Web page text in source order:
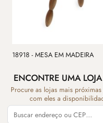
18918 - MESA EM MADEIRA
ENCONTRE UMA
Procure as lojas mais
com eles a